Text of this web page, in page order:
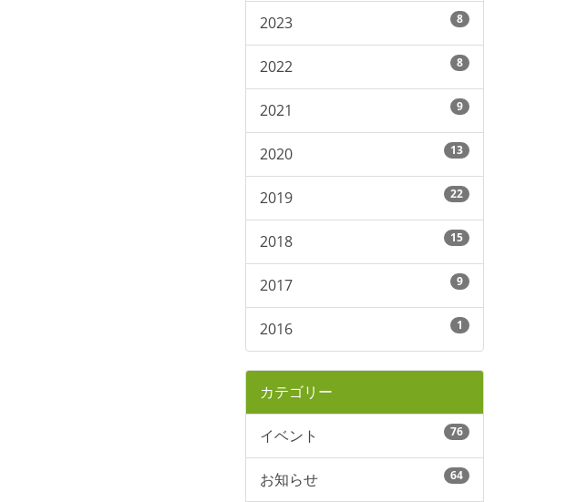
2023 8
2022 8
2021 9
2020 13
2019 22
2018 15
2017 9
2016 1
カテゴリー
イベント 76
お知らせ 64